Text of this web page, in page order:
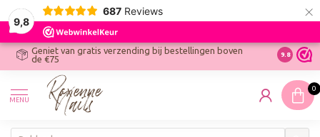
9,8
687 Reviews ×
Geniet van gratis verzending bij bestellingen boven
de €75
Ontdek
9.8
MENU
0